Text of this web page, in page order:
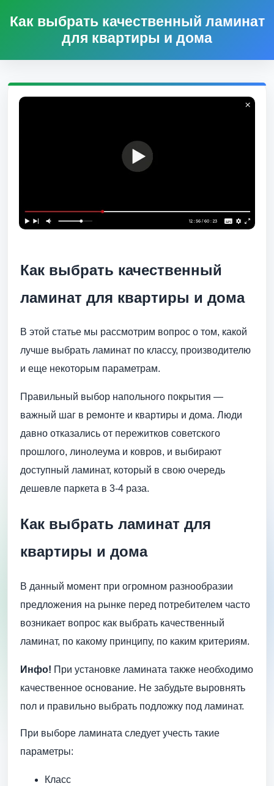
Как выбрать качественный ламинат
для квартиры и дома
Как выбрать качественный
ламинат для квартиры и дома
В этой статье мы рассмотрим вопрос о том, какой
лучше выбрать ламинат по классу, производителю
и еще некоторым параметрам.
Правильный выбор напольного покрытия —
важный шаг в ремонте и квартиры и дома. Люди
давно отказались от пережитков советского
прошлого, линолеума и ковров, и выбирают
доступный ламинат, который в свою очередь
дешевле паркета в 3-4 раза.
Как выбрать ламинат для
квартиры и дома
В данный момент при огромном разнообразии
предложения на рынке перед потребителем часто
возникает вопрос как выбрать качественный
ламинат, по какому принципу, по каким критериям.
Инфо! При установке ламината также необходимо
качественное основание. Не забудьте выровнять
пол и правильно выбрать подложку под ламинат.
При выборе ламината следует учесть такие
параметры:
Класс